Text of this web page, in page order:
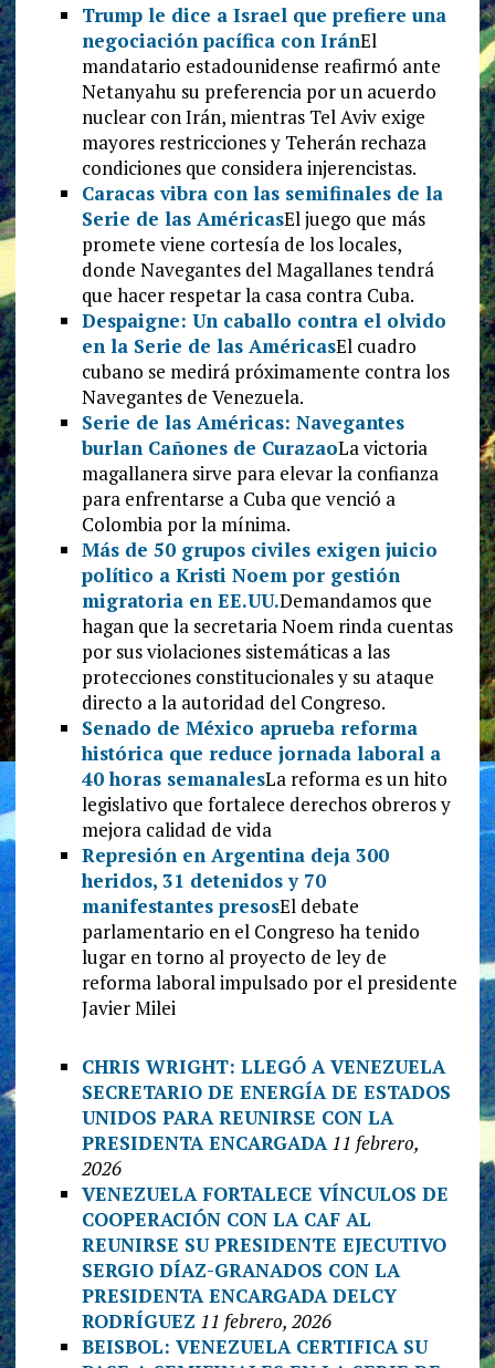
Trump le dice a Israel que prefiere una
negociación pacífica con IránEl
mandatario estadounidense reafirmó ante
Netanyahu su preferencia por un acuerdo
nuclear con Irán, mientras Tel Aviv exige
mayores restricciones y Teherán rechaza
condiciones que considera injerencistas.
Caracas vibra con las semifinales de la
Serie de las AméricasEl juego que más
promete viene cortesía de los locales,
donde Navegantes del Magallanes tendrá
que hacer respetar la casa contra Cuba.
Despaigne: Un caballo contra el olvido
en la Serie de las AméricasEl cuadro
cubano se medirá próximamente contra los
Navegantes de Venezuela.
Serie de las Américas: Navegantes
burlan Cañones de CurazaoLa victoria
magallanera sirve para elevar la confianza
para enfrentarse a Cuba que venció a
Colombia por la mínima.
Más de 50 grupos civiles exigen juicio
político a Kristi Noem por gestión
migratoria en EE.UU.Demandamos que
hagan que la secretaria Noem rinda cuentas
por sus violaciones sistemáticas a las
protecciones constitucionales y su ataque
directo a la autoridad del Congreso.
Senado de México aprueba reforma
histórica que reduce jornada laboral a
40 horas semanalesLa reforma es un hito
legislativo que fortalece derechos obreros y
mejora calidad de vida
Represión en Argentina deja 300
heridos, 31 detenidos y 70
manifestantes presosEl debate
parlamentario en el Congreso ha tenido
lugar en torno al proyecto de ley de
reforma laboral impulsado por el presidente
Javier Milei
CHRIS WRIGHT: LLEGÓ A VENEZUELA
SECRETARIO DE ENERGÍA DE ESTADOS
UNIDOS PARA REUNIRSE CON LA
PRESIDENTA ENCARGADA 11 febrero,
2026
VENEZUELA FORTALECE VÍNCULOS DE
COOPERACIÓN CON LA CAF AL
REUNIRSE SU PRESIDENTE EJECUTIVO
SERGIO DÍAZ-GRANADOS CON LA
PRESIDENTA ENCARGADA DELCY
RODRÍGUEZ 11 febrero, 2026
BEISBOL: VENEZUELA CERTIFICA SU